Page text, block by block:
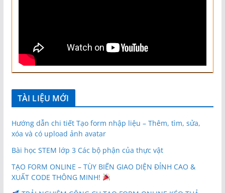
TÀI LIỆU MỚI
Hướng dẫn chi tiết Tạo form nhập liệu – Thêm, tìm, sửa,
xóa và có upload ảnh avatar
Bài học STEM lớp 3 Các bộ phận của thực vật
TẠO FORM ONLINE – TÙY BIẾN GIAO DIỆN ĐỈNH CAO &
XUẤT CODE THÔNG MINH!